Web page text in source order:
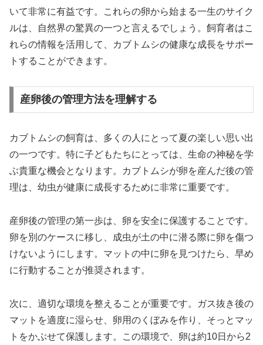
いて非常に有益です。これらの卵から始まる一生のサイク
ルは、自然界の驚異の一つと言えるでしょう。飼育者はこ
れらの情報を活用して、カブトムシの健康な成長をサポー
トすることができます。
産卵後の管理方法を理解する
カブトムシの飼育は、多くの人にとって夏の楽しい思い出
の一つです。特に子どもたちにとっては、生命の神秘を学
ぶ貴重な機会となります。カブトムシが卵を産んだ後の管
理は、幼虫が健康に成長するために非常に重要です。
産卵後の管理の第一歩は、卵を安全に保護することです。
卵を別のケースに移し、成虫が土の中に潜る際に卵を傷つ
けないようにします。マットの中に卵を見つけたら、早め
に行動することが推奨されます。
次に、適切な環境を整えることが重要です。ガス抜き後の
マットを適度に湿らせ、卵用のくぼみを作り、そっとマッ
トをかぶせて保護します。この環境で、卵は約10日から2